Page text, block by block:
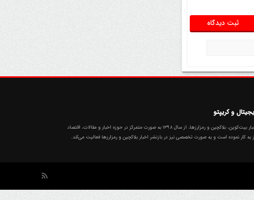
و کریپتو
تهران رمزارز، سیستم جامع بروزترین اخبار بیت‌کوین، بلاکچین و رمزارزها، از سال ۱۳۹۸ به صورت متمرکز در حوزه اخبار و مقالات، اقتصاد
به کار نموده است و به صورت تخصصی نیز در بازنشر اخبار بلاکچین و رمزارزها فعالیت می‌کند.